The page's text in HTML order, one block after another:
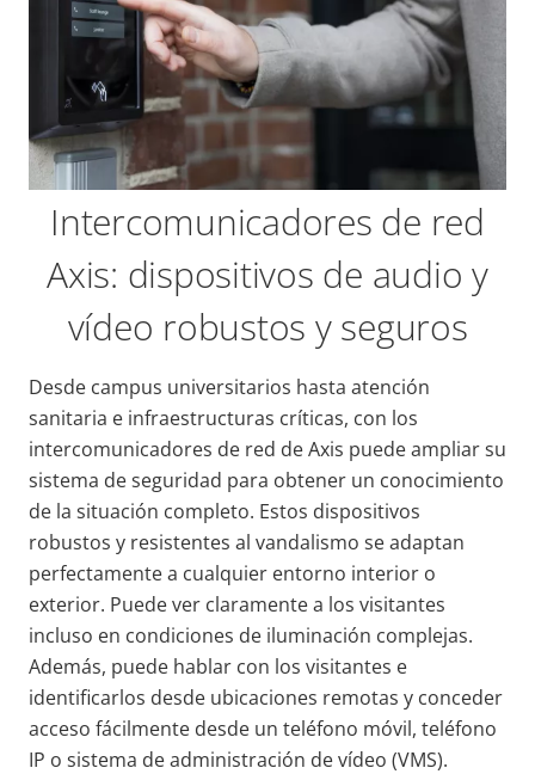
Intercomunicadores de red
Axis: dispositivos de audio y
vídeo robustos y seguros
Desde campus universitarios hasta atención
sanitaria e infraestructuras críticas, con los
intercomunicadores de red de Axis puede ampliar su
sistema de seguridad para obtener un conocimiento
de la situación completo. Estos dispositivos
robustos y resistentes al vandalismo se adaptan
perfectamente a cualquier entorno interior o
exterior. Puede ver claramente a los visitantes
incluso en condiciones de iluminación complejas.
Además, puede hablar con los visitantes e
identificarlos desde ubicaciones remotas y conceder
acceso fácilmente desde un teléfono móvil, teléfono
IP o sistema de administración de vídeo (VMS).